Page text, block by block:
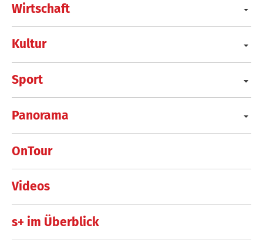
Wirtschaft
Kultur
Sport
Panorama
OnTour
Videos
s+ im Überblick